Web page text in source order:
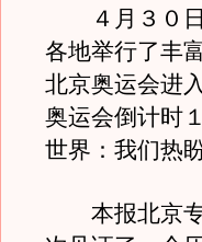
４月３０日
各地举行了丰
北京奥运会进
奥运会倒计时
世界：我们热
本报北京专